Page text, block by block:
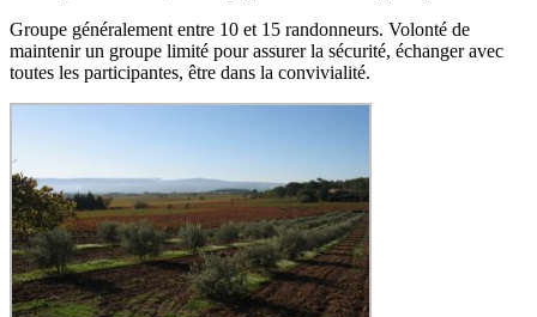
Groupe généralement entre 10 et 15 randonneurs. Volonté de
maintenir un groupe limité pour assurer la sécurité, échanger avec
toutes les participantes, être dans la convivialité.